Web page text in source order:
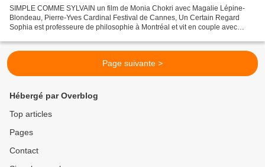
SIMPLE COMME SYLVAIN un film de Monia Chokri avec Magalie Lépine-
Blondeau, Pierre-Yves Cardinal Festival de Cannes, Un Certain Regard
Sophia est professeure de philosophie à Montréal et vit en couple avec
Page suivante >
Hébergé par Overblog
Top articles
Pages
Contact